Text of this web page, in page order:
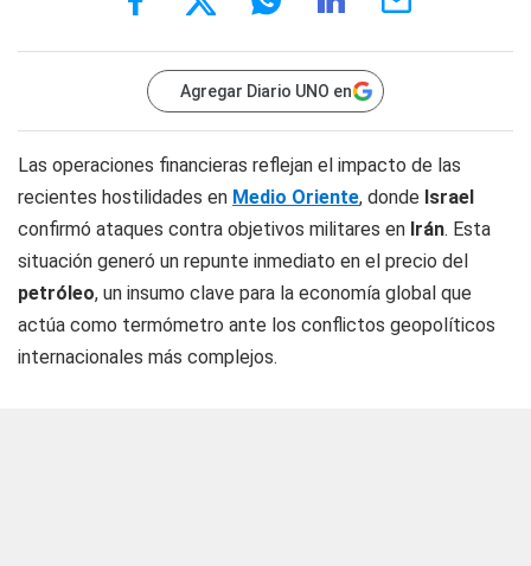
Agregar Diario UNO en
Las operaciones financieras reflejan el impacto de las
recientes hostilidades en Medio Oriente, donde Israel
confirmó ataques contra objetivos militares en Irán. Esta
situación generó un repunte inmediato en el precio del
petróleo, un insumo clave para la economía global que
actúa como termómetro ante los conflictos geopolíticos
internacionales más complejos.